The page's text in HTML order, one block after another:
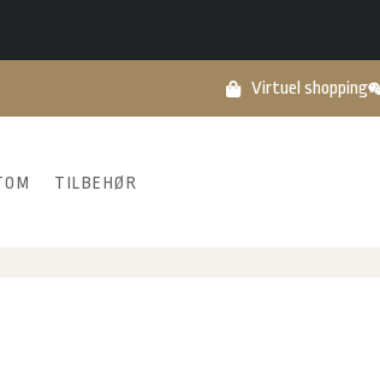
Virtuel shopping
TILBEHØR